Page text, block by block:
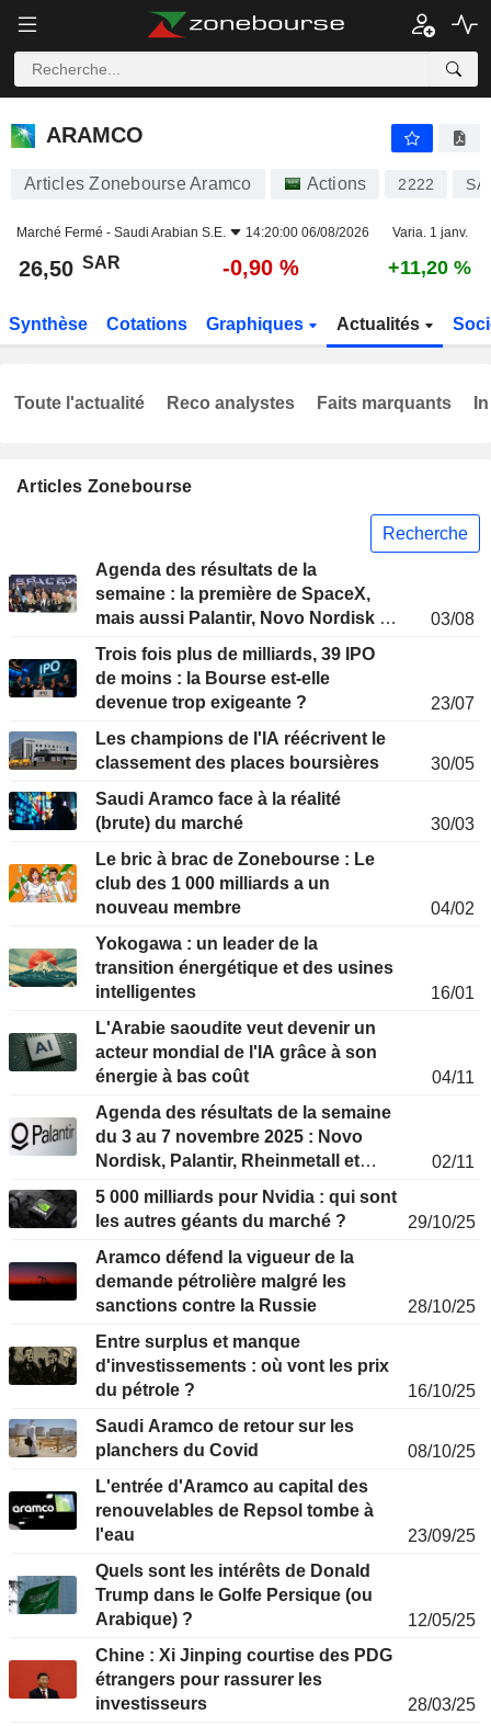
ARAMCO
ARAMCO
Articles Zonebourse Aramco Actions 2222
Marché Fermé - Saudi Arabian S.E. 14:20:00 06/08/2026 Varia. 1 janv.
26,50 SAR -0,90 % +11,20 %
Synthèse Cotations Graphiques Actualités
Articles Zonebourse
Recherche
Agenda des résultats de la
semaine : la première de SpaceX,
mais aussi Palantir, Novo Nordisk et
03/08
Trois fois plus de milliards, 39 IPO
de moins : la Bourse est-elle
devenue trop exigeante ?
23/07
Les champions de l'IA réécrivent le
classement des places boursières
30/05
Saudi Aramco face à la réalité
(brute) du marché
30/03
Le bric à brac de Zonebourse : Le
club des 1 000 milliards a un
nouveau membre
04/02
Yokogawa : un leader de la
transition énergétique et des usines
intelligentes
16/01
L'Arabie saoudite veut devenir un
acteur mondial de l'IA grâce à son
énergie à bas coût
04/11
Agenda des résultats de la semaine
du 3 au 7 novembre 2025 : Novo
Nordisk, Palantir, Rheinmetall et
02/11
5 000 milliards pour Nvidia : qui sont
les autres géants du marché ?
29/10/25
Aramco défend la vigueur de la
demande pétrolière malgré les
sanctions contre la Russie
28/10/25
Entre surplus et manque
d'investissements : où vont les prix
du pétrole ?
16/10/25
Saudi Aramco de retour sur les
planchers du Covid
08/10/25
L'entrée d'Aramco au capital des
renouvelables de Repsol tombe à
l'eau
23/09/25
Quels sont les intérêts de Donald
Trump dans le Golfe Persique (ou
Arabique) ?
12/05/25
Chine : Xi Jinping courtise des PDG
étrangers pour rassurer les
investisseurs
28/03/25
Toute l'actualité Reco analystes Faits marquants